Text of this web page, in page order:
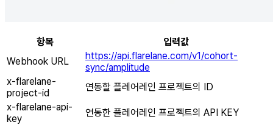
항목
입력값
Webhook URL
https://api.flarelane.com/v1/cohort-
sync/amplitude
x-flarelane-
project-id
연동할 플레어레인 프로젝트의 ID
x-flarelane-api-
key
연동한 플레어레인 프로젝트의 API KEY